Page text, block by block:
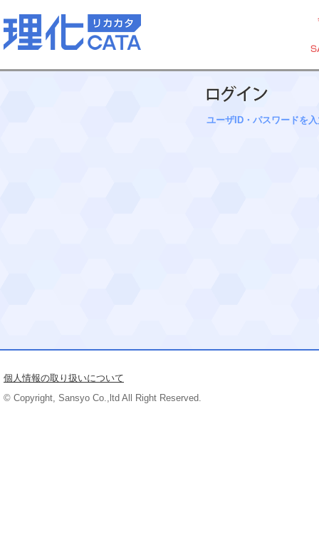
ユーザID・パスワードを
個人情報の取り扱いについて
© Copyright, Sansyo Co.,ltd All Right Reserved.